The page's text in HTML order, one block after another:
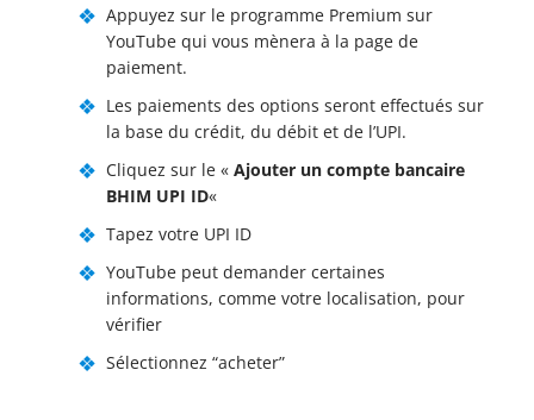
Appuyez sur le programme Premium sur
YouTube qui vous mènera à la page de
paiement.
Les paiements des options seront effectués sur
la base du crédit, du débit et de l’UPI.
Cliquez sur le « Ajouter un compte bancaire
BHIM UPI ID«
Tapez votre UPI ID
YouTube peut demander certaines
informations, comme votre localisation, pour
vérifier
Sélectionnez “acheter”